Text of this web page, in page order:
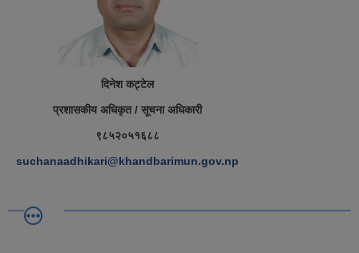
दिनेश कट्टेल
प्रशासकीय अधिकृत / सूचना अधिकारी
९८५२०५१६८८
suchanaadhikari@khandbarimun.gov.np